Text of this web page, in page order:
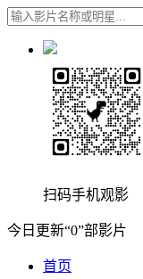
扫码手机观影
今日更新“0”部影片
首页